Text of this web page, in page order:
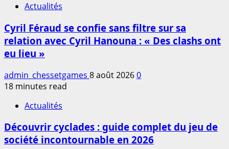
Actualités
Cyril Féraud se confie sans filtre sur sa
relation avec Cyril Hanouna : « Des clashs ont
eu lieu »
admin_chessetgames 8 août 20260
18 minutes read
Actualités
Découvrir cyclades : guide complet du jeu de
société incontournable en 2026